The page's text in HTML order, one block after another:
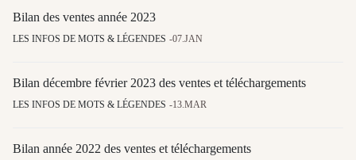
Bilan des ventes année 2023
LES INFOS DE MOTS & LÉGENDES 07.JAN
Bilan décembre février 2023 des ventes et téléchargements
LES INFOS DE MOTS & LÉGENDES 13.MAR
Bilan année 2022 des ventes et téléchargements